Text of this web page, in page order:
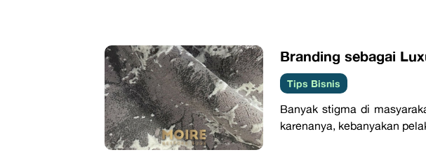
​Branding sebagai
Tips Bisnis
Banyak stigma di
karenanya, kebanyakan